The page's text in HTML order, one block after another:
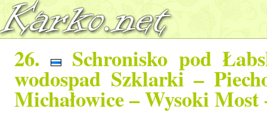
26. Schronisko pod
wodospad Szklarki –
Michałowice – Wysoki